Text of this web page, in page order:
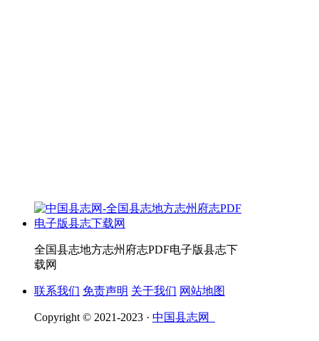
全国县志地方志州府志PDF电子版县志下
载网
联系我们 免责声明 关于我们 网站地图
Copyright © 2021-2023 · 中国县志网